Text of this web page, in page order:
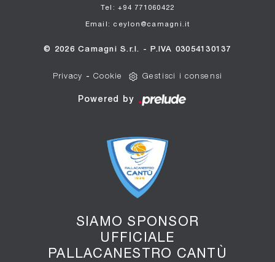
SIAMO SPONSOR
UFFICIALE
PALLACANESTRO CANTÙ
Tel: +94 771060422
Email: ceylon@camagni.it
© 2026 Camagni S.r.l. - P.IVA 03054130137
Privacy -Cookie Gestisci i consensi
Powered by